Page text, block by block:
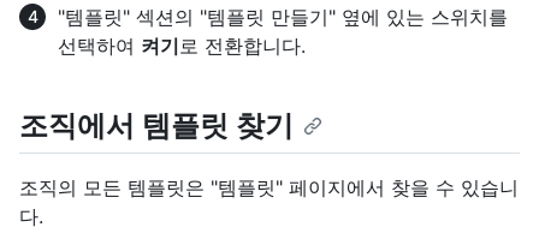
"템플릿" 섹션의 "템플릿 만들기" 옆에 있는 스위치를
선택하여 켜기 로 전환합니다.
조직에서 템플릿 찾기
조직의 모든 템플릿은 "템플릿" 페이지에서 찾을 수 있습니
다.